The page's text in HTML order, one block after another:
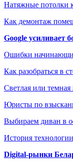
Натяжные потолки
Как демонтаж
Google усиливает
Ошибки
Как разобраться в
Светлая или
Юристы по
Выбираем диван в
История
Digital-рынки